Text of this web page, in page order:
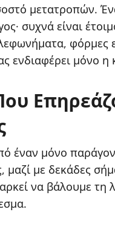
μετατροπών.
συχνά είναι
φόρμες
ενδιαφέρει μόνο
έναν μόνο
μαζί με δεκάδες
να βάλουμε τη